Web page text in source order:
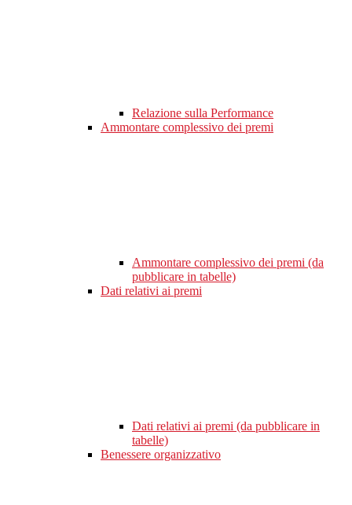
Relazione sulla Performance
Ammontare complessivo dei premi
Ammontare complessivo dei premi (da
pubblicare in tabelle)
Dati relativi ai premi
Dati relativi ai premi (da pubblicare in
tabelle)
Benessere organizzativo